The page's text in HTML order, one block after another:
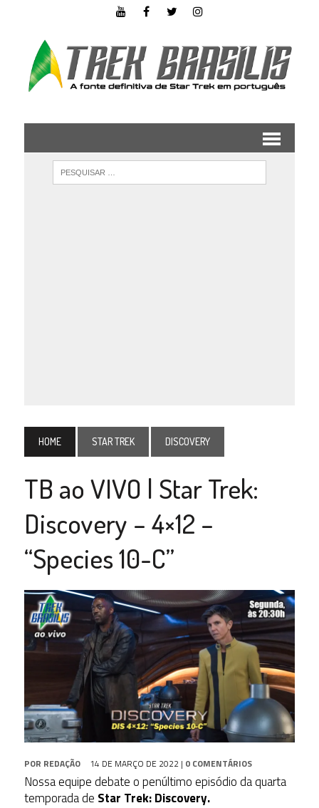
HOME STAR TREK DISCOVERY
TB ao VIVO | Star Trek:
Discovery – 4×12 –
“Species 10-C”
POR REDAÇÃO 14 DE MARÇO DE 2022 | 0 COMENTÁRIOS
Nossa equipe debate o penúltimo episódio da quarta
temporada de Star Trek: Discovery.